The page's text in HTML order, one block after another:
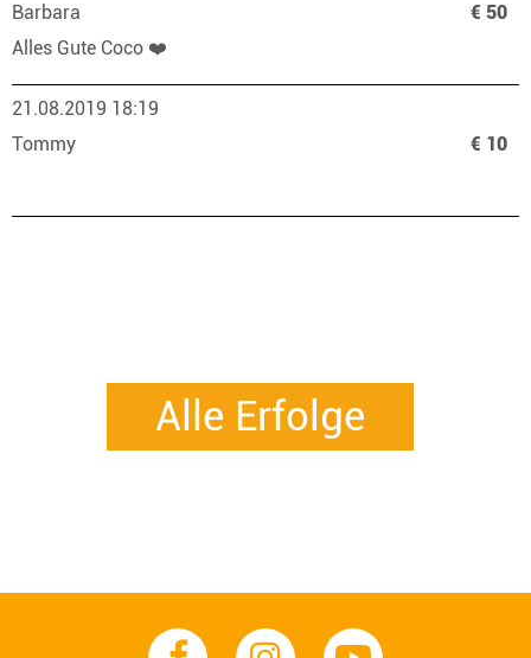
Barbara
€ 50
Alles Gute Coco ❤️
21.08.2019 18:19
Tommy
€ 10
Alle Erfolge